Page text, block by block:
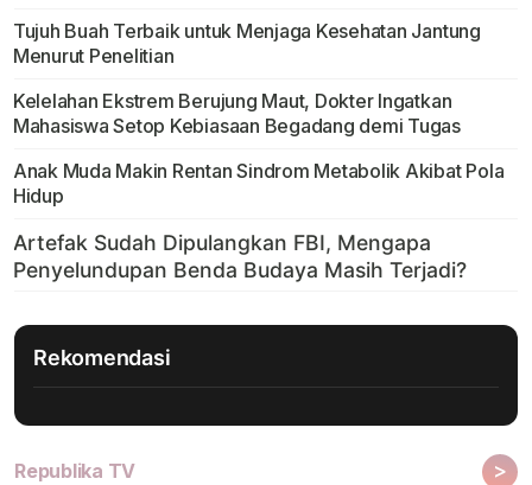
Tujuh Buah Terbaik untuk Menjaga Kesehatan Jantung
Menurut Penelitian
Kelelahan Ekstrem Berujung Maut, Dokter Ingatkan
Mahasiswa Setop Kebiasaan Begadang demi Tugas
Anak Muda Makin Rentan Sindrom Metabolik Akibat Pola
Hidup
Rekomendasi
Republika TV >